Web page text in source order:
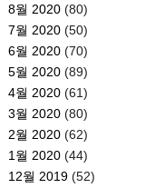
8월 2020(80)
7월 2020(50)
6월 2020(70)
5월 2020(89)
4월 2020(61)
3월 2020(80)
2월 2020(62)
1월 2020(44)
12월 2019(52)